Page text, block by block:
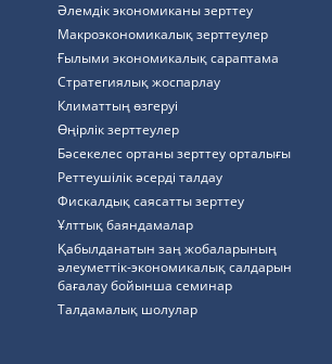
Әлемдік экономиканы зерттеу
Макроэкономикалық зерттеулер
Ғылыми экономикалық сараптама
Стратегиялық жоспарлау
Климаттың өзгеруі
Өңірлік зерттеулер
Бәсекелес ортаны зерттеу орталығы
Реттеушілік әсерді талдау
Фискалдық саясатты зерттеу
Ұлттық баяндамалар
Қабылданатын заң жобаларының
әлеуметтік-экономикалық салдарын
бағалау бойынша семинар
Талдамалық шолулар